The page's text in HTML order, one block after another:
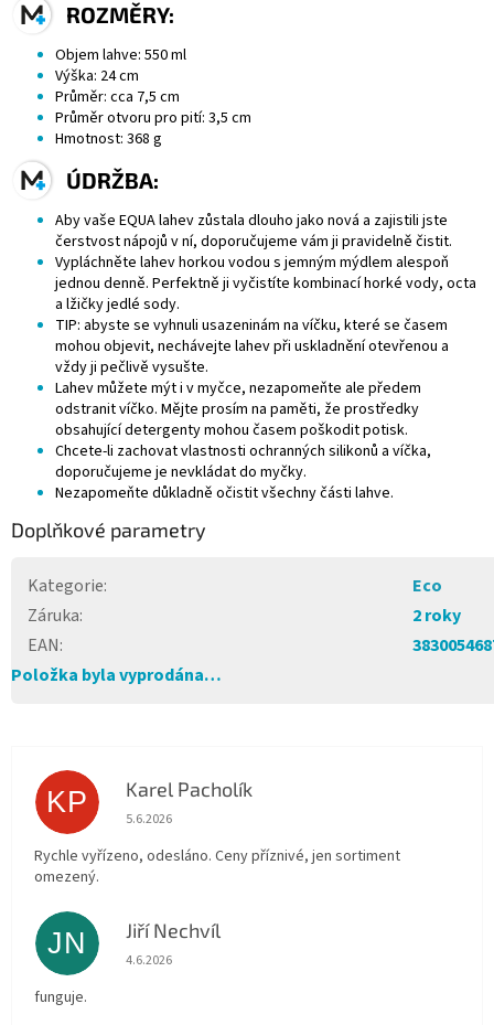
ROZMĚRY:
Objem lahve: 550 ml
Výška: 24 cm
Průměr: cca 7,5 cm
Průměr otvoru pro pití: 3,5 cm
Hmotnost: 368 g
ÚDRŽBA:
Aby vaše EQUA lahev zůstala dlouho jako nová a zajistili jste
čerstvost nápojů v ní, doporučujeme vám ji pravidelně čistit.
Vypláchněte lahev horkou vodou s jemným mýdlem alespoň
jednou denně. Perfektně ji vyčistíte kombinací horké vody, octa
a lžičkyjedlé sody.
TIP: abyste se vyhnuli usazeninám na víčku, které se časem
mohou objevit, nechávejte lahev při uskladnění otevřenou a
vždy ji pečlivě vysušte.
Lahev můžete mýt i v myčce, nezapomeňte ale předem
odstranit víčko. Mějte prosím na paměti, že prostředky
obsahujícídetergentymohou časem poškodit potisk.
Chcete-li zachovat vlastnosti ochranných silikonů a víčka,
doporučujeme je nevkládat do myčky.
Nezapomeňte důkladně očistit všechny části lahve.
Doplňkové parametry
Kategorie:
Eco
Záruka:
2 roky
EAN:
Položka byla vyprodána…
KP Karel Pacholík
Hodnocení obchodu je 4 z 5 hvězdiček.
5.6.2026
Rychle vyřízeno, odesláno. Ceny příznivé, jen sortiment
omezený.
JN Jiří Nechvíl
Hodnocení obchodu je 5 z 5 hvězdiček.
4.6.2026
funguje.